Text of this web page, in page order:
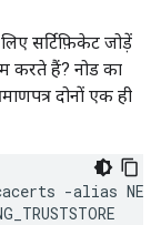
सर्टिफ़िकेट जोड़ें
करते हैं? नोड का
दोनों एक ही
-alias